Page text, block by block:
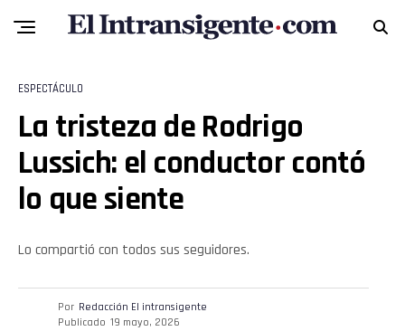
ESPECTÁCULO
La tristeza de Rodrigo
Lussich: el conductor contó
lo que siente
Lo compartió con todos sus seguidores.
Por Redacción El intransigente
Publicado 19 mayo, 2026